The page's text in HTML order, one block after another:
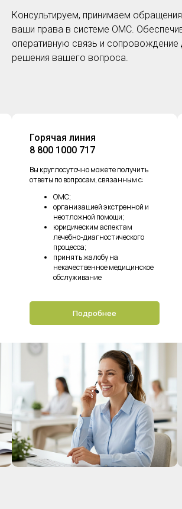
Консультируем, принимаем
ваши права в системе ОМС.
оперативную связь и сопровождение
решения вашего вопроса.
Контроль качества
медицинской помощи
Экспертами ООО «СМО «Спасение»
проводится контроль объемов, сроков,
медицинской помощи по
обязательному медицинскому
страхованию.
Подробнее